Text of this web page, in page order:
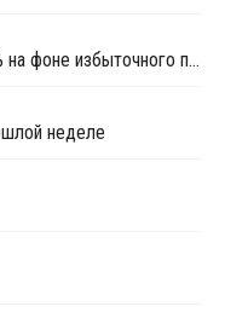
Цены бензола в Европе упали на 3,7% на фоне избыточного предложения и слабого спроса
неделе